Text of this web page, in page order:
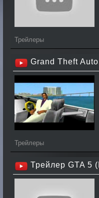
Трейлеры
Grand Theft
Трейлеры
Трейлер GTA 5